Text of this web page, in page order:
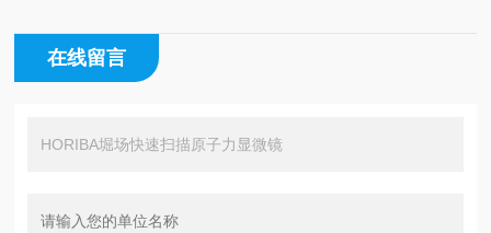
在线留言